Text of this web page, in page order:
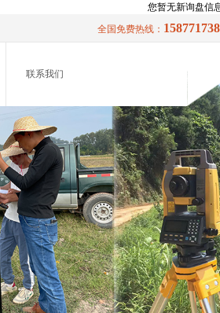
您暂无新询盘信
全国免费热线：
联系我们